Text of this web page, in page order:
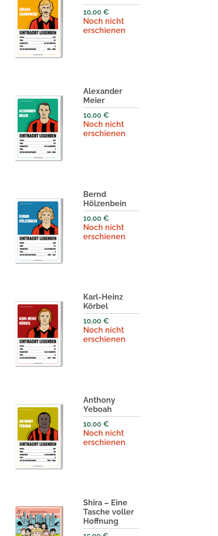
10,00 €
Noch nicht
erschienen
Alexander
Meier
10,00 €
Noch nicht
erschienen
Bernd
Hölzenbein
10,00 €
Noch nicht
erschienen
Karl-Heinz
Körbel
10,00 €
Noch nicht
erschienen
Anthony
Yeboah
10,00 €
Noch nicht
erschienen
Shira – Eine
Tasche voller
Hoffnung